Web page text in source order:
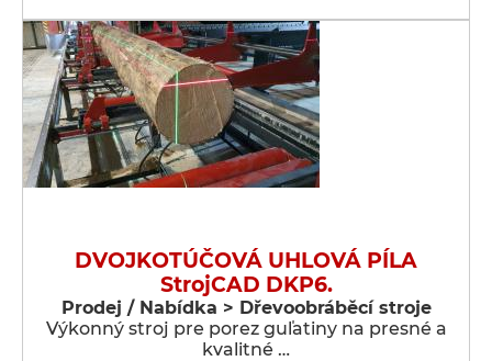
DVOJKOTÚČOVÁ UHLOVÁ PÍLA
StrojCAD DKP6.
Prodej / Nabídka > Dřevoobráběcí stroje
Výkonný stroj pre porez guľatiny na presné a
kvalitné …